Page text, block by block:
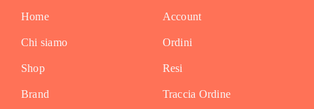
Home
Chi siamo
Shop
Brand
Account
Ordini
Resi
Traccia Ordine